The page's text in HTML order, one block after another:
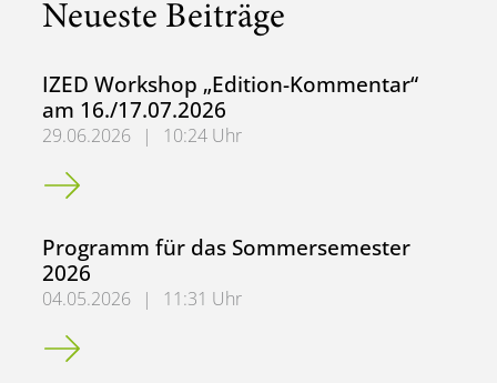
Neueste Beiträge
IZED Workshop „Edition-Kommentar“
am 16./17.07.2026
29.06.2026 |
10:24 Uhr
IZED Workshop „Edition-Kommentar“ am 16./17.07.2026
Programm für das Sommersemester
2026
04.05.2026 |
11:31 Uhr
Programm für das Sommersemester 2026